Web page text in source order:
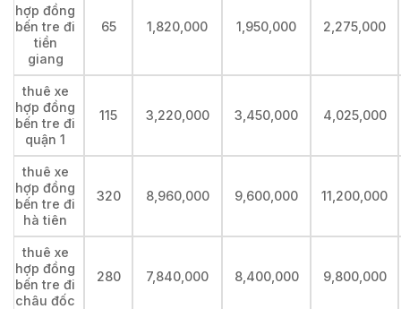
hợp đồng
bến tre đi
tiền
giang
65 1,820,000 1,950,000 2,275,000
thuê xe
hợp đồng
bến tre đi
quận 1
115 3,220,000 3,450,000 4,025,000
thuê xe
hợp đồng
bến tre đi
hà tiên
320 8,960,000 9,600,000 11,200,000
thuê xe
hợp đồng
bến tre đi
châu đốc
280 7,840,000 8,400,000 9,800,000